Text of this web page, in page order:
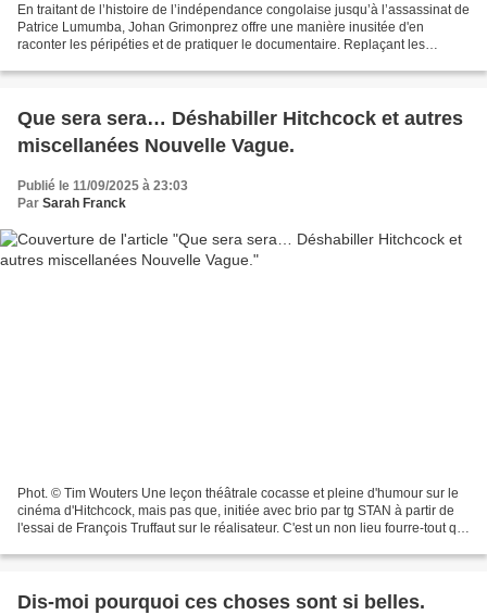
En traitant de l’histoire de l’indépendance congolaise jusqu’à l’assassinat de
Patrice Lumumba, Johan Grimonprez offre une manière inusitée d'en
raconter les péripéties et de pratiquer le documentaire. Replaçant les
Que sera sera… Déshabiller Hitchcock et autres
miscellanées Nouvelle Vague.
Publié le 11/09/2025 à 23:03
Par Sarah Franck
Phot. © Tim Wouters Une leçon théâtrale cocasse et pleine d'humour sur le
cinéma d'Hitchcock, mais pas que, initiée avec brio par tg STAN à partir de
l'essai de François Truffaut sur le réalisateur. C'est un non lieu fourre-tout qui
Dis-moi pourquoi ces choses sont si belles.